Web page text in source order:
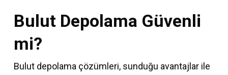
Bulut Depolama Güvenli
mi?
Bulut depolama çözümleri, sunduğu avantajlar ile